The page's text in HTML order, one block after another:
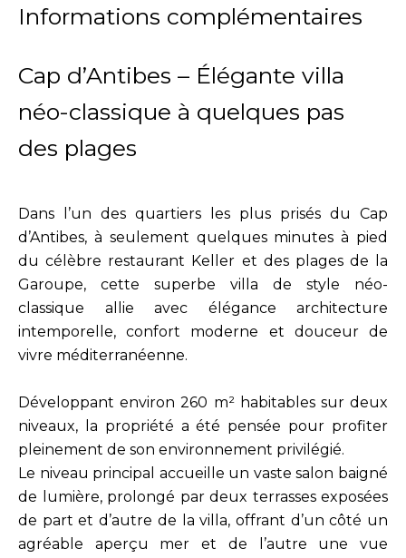
Informations complémentaires
Cap d’Antibes – Élégante villa
néo-classique à quelques pas
des plages
Dans l’un des quartiers les plus prisés du Cap
d’Antibes, à seulement quelques minutes à pied
du célèbre restaurant Keller et des plages de la
Garoupe, cette superbe villa de style néo-
classique allie avec élégance architecture
intemporelle, confort moderne et douceur de
vivre méditerranéenne.
Développant environ 260 m² habitables sur deux
niveaux, la propriété a été pensée pour profiter
pleinement de son environnement privilégié.
Le niveau principal accueille un vaste salon baigné
de lumière, prolongé par deux terrasses exposées
de part et d’autre de la villa, offrant d’un côté un
agréable aperçu mer et de l’autre une vue